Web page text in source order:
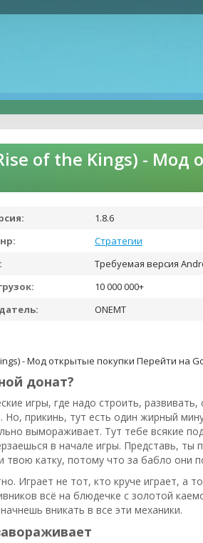
of the Kings) - Мод
1.8.6
Стратегии
Требуемая версия
10 000 000+
ONEMT
- Мод открытые покупки Перейти на
донат?
игры, где надо строить,
прикинь, тут есть один жирный
вымораживает. Тут тебе всякие
в начале игры. Представь, ты
катку, потому что за бабло они
Играет не тот, кто круче играет,
всё на блюдечке с золотой
вникать в все эти механики.